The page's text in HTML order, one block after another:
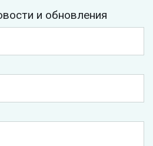
и обновления